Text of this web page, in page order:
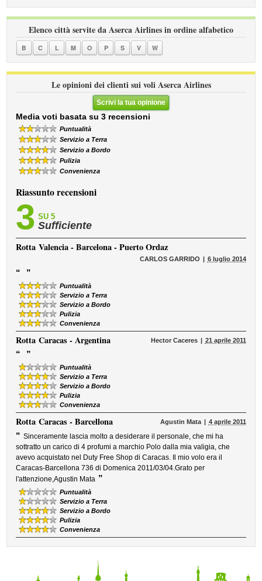
Elenco città servite da Aserca Airlines in ordine alfabetico
B C L M O P S V W
Le opinioni dei clienti sui voli Aserca Airlines
Scrivi la tua opinione
Media voti basata su 3 recensioni
Puntualità
Servizio a Terra
Servizio a Bordo
Pulizia
Convenienza
Riassunto recensioni
3 SU 5
Sufficiente
RottaValencia - Barcelona - Puerto Ordaz
CARLOS GARRIDO 6 luglio 2014
“ ”
Puntualità
Servizio a Terra
Servizio a Bordo
Pulizia
Convenienza
RottaCaracas - Argentina Hector Caceres 21 aprile 2011
“ ”
Puntualità
Servizio a Terra
Servizio a Bordo
Pulizia
Convenienza
RottaCaracas - Barcellona Agustin Mata 4 aprile 2011
“ Sinceramente lascia molto a desiderare il personale, che mi ha
sottratto un carico di 4 profumi a marchio Polo dalla mia valigia, che
avevo acquistato nel Duty Free Shop di Caracas. Il mio volo era il
Caracas-Barcellona 736 di Domenica 2011/03/04.Grato per
l'attenzione,Agustin Mata ”
Puntualità
Servizio a Terra
Servizio a Bordo
Pulizia
Convenienza